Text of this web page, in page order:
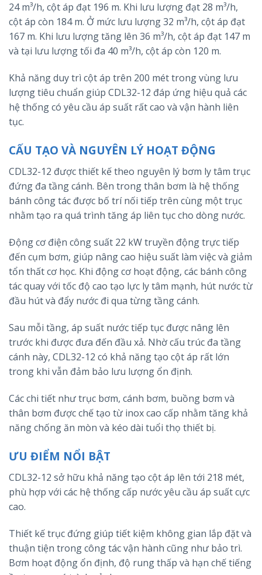
24 m³/h, cột áp đạt 196 m. Khi lưu lượng đạt 28 m³/h,
cột áp còn 184 m. Ở mức lưu lượng 32 m³/h, cột áp đạt
167 m. Khi lưu lượng tăng lên 36 m³/h, cột áp đạt 147 m
và tại lưu lượng tối đa 40 m³/h, cột áp còn 120 m.
Khả năng duy trì cột áp trên 200 mét trong vùng lưu
lượng tiêu chuẩn giúp CDL32-12 đáp ứng hiệu quả các
hệ thống có yêu cầu áp suất rất cao và vận hành liên
tục.
CẤU TẠO VÀ NGUYÊN LÝ HOẠT ĐỘNG
CDL32-12 được thiết kế theo nguyên lý bơm ly tâm trục
đứng đa tầng cánh. Bên trong thân bơm là hệ thống
bánh công tác được bố trí nối tiếp trên cùng một trục
nhằm tạo ra quá trình tăng áp liên tục cho dòng nước.
Động cơ điện công suất 22 kW truyền động trực tiếp
đến cụm bơm, giúp nâng cao hiệu suất làm việc và giảm
tổn thất cơ học. Khi động cơ hoạt động, các bánh công
tác quay với tốc độ cao tạo lực ly tâm mạnh, hút nước từ
đầu hút và đẩy nước đi qua từng tầng cánh.
Sau mỗi tầng, áp suất nước tiếp tục được nâng lên
trước khi được đưa đến đầu xả. Nhờ cấu trúc đa tầng
cánh này, CDL32-12 có khả năng tạo cột áp rất lớn
trong khi vẫn đảm bảo lưu lượng ổn định.
Các chi tiết như trục bơm, cánh bơm, buồng bơm và
thân bơm được chế tạo từ inox cao cấp nhằm tăng khả
năng chống ăn mòn và kéo dài tuổi thọ thiết bị.
ƯU ĐIỂM NỔI BẬT
CDL32-12 sở hữu khả năng tạo cột áp lên tới 218 mét,
phù hợp với các hệ thống cấp nước yêu cầu áp suất cực
cao.
Thiết kế trục đứng giúp tiết kiệm không gian lắp đặt và
thuận tiện trong công tác vận hành cũng như bảo trì.
Bơm hoạt động ổn định, độ rung thấp và hạn chế tiếng